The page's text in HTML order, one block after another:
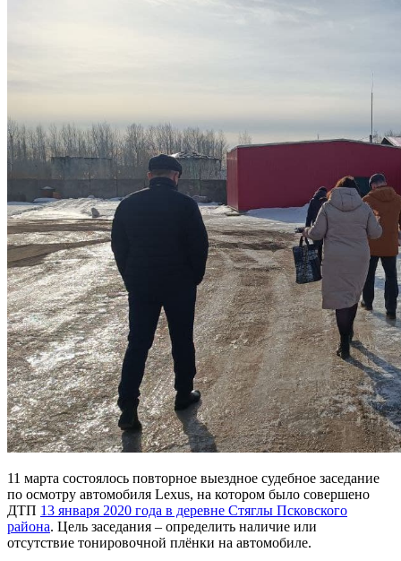
11 марта состоялось повторное выездное судебное заседание
по осмотру автомобиля Lexus, на котором было совершено
ДТП 13 января 2020 года в деревне Стяглы Псковского
района. Цель заседания – определить наличие или
отсутствие тонировочной плёнки на автомобиле.